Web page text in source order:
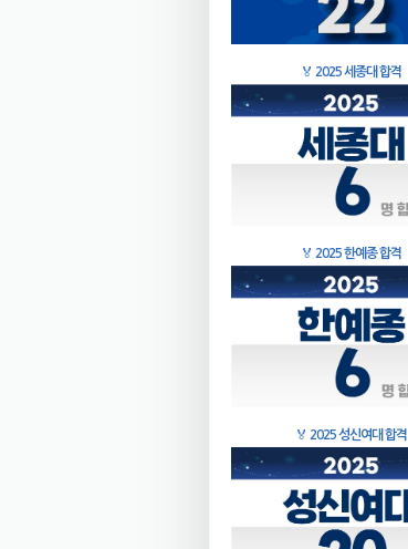
🏅 2025 세종대 합격
🏅 2025 한예종 합격
🏅 2025 성신여대 합격